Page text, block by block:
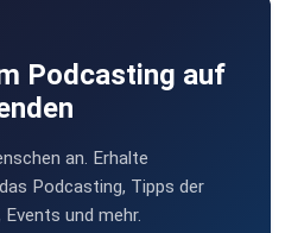
Podcasting auf
an. Erhalte
Podcasting, Tipps der
und mehr.